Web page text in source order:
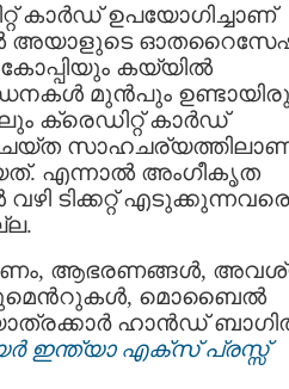
കാര്‍ഡ് ഉപയോഗിച്ചാണ്
അയാളുടെ
കോപ്പിയും കയ്യില്‍
മുന്‍പും
ക്രെഡിറ്റ് കാര്‍ഡ്
ചെയ്ത
എന്നാല്‍ അംഗീകൃത
ടിക്കറ്റ് എടുക്കുന്നവരെ
പണം, ആഭരണങ്ങള്‍,
മൊബൈല്‍
ഹാന്‍ഡ്
ഇന്ത്യാ എക്സ് പ്രസ്സ്